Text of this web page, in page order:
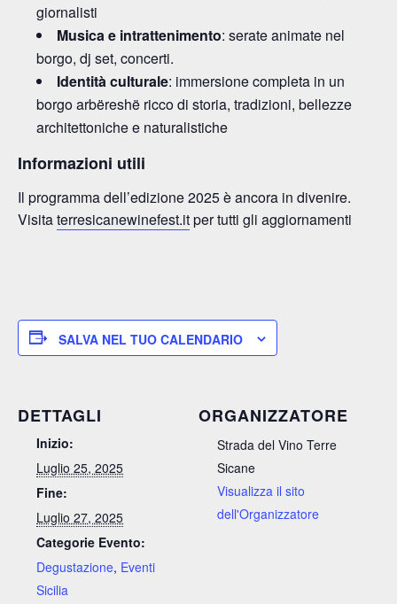
giornalisti
Musica e intrattenimento: serate animate nel
borgo, dj set, concerti.
Identità culturale: immersione completa in un
borgo arbëreshë ricco di storia, tradizioni, bellezze
architettoniche e naturalistiche
Informazioni utili
Il programma dell’edizione 2025 è ancora in divenire.
Visitaterresicanewinefest.itper tutti gli aggiornamenti
SALVA NEL TUO CALENDARIO
DETTAGLI
Inizio:
Luglio 25, 2025
Fine:
Luglio 27, 2025
Categorie Evento:
Degustazione, Eventi
Sicilia
ORGANIZZATORE
Strada del Vino Terre
Sicane
Visualizza il sito
dell'Organizzatore